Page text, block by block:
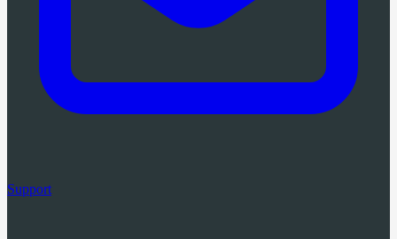
Support